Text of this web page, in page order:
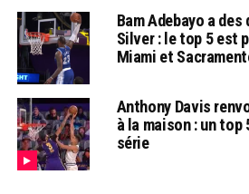
Bam Adebayo a
Silver : le top 5 est
Miami et
Anthony Davis
à la maison : un top
série